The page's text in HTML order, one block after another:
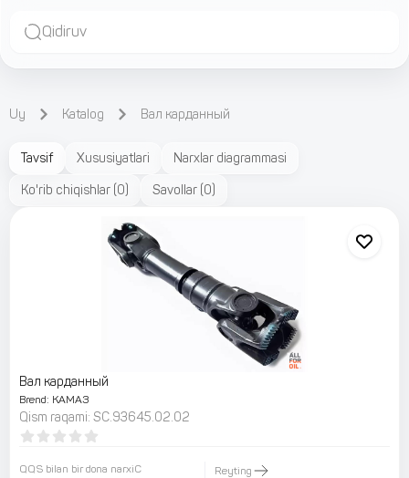
Qidiruv
Uy Katalog Вал карданный
Tavsif Xususiyatlari Narxlar diagrammasi
Ko'rib chiqishlar (0) Savollar (0)
Вал карданный
Brend: КАМАЗ
Qism raqami: SC.93645.02.02
QQS bilan bir dona narxiС Reyting